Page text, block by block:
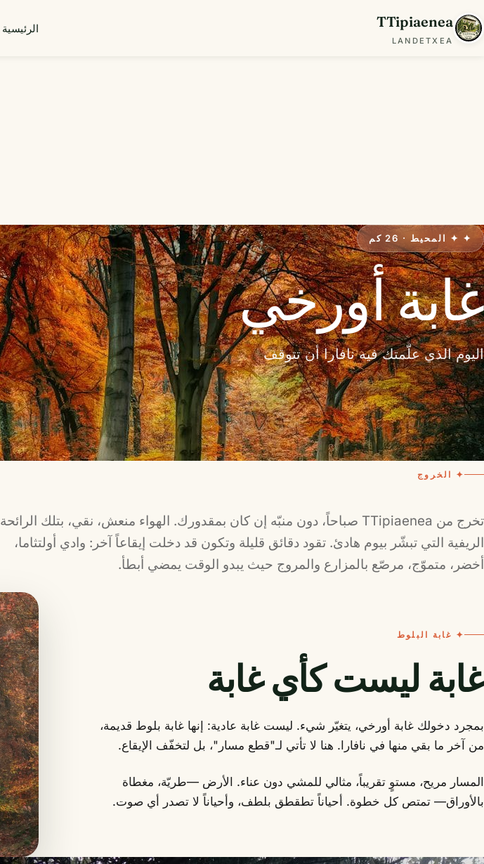
TTipiaenea
LANDETXEA
الرئيسية
✦ ✦ المحيط · 26 كم
غابة أورخي
اليوم الذي علّمتك فيه نافارا أن تتوقف
✦ الخروج
تخرج من TTipiaenea صباحاً، دون منبّه إن كان بمقدورك. الهواء منعش، نقي، بتلك الرائحة
الريفية التي تبشّر بيوم هادئ. تقود دقائق قليلة وتكون قد دخلت إيقاعاً آخر: وادي أولتثاما،
أخضر، متموّج، مرصّع بالمزارع والمروج حيث يبدو الوقت يمضي أبطأ.
✦ غابة البلوط
غابة ليست كأي غابة
بمجرد دخولك غابة أورخي، يتغيّر شيء. ليست غابة عادية: إنها غابة بلوط قديمة،
من آخر ما بقي منها في نافارا. هنا لا تأتي لـ"قطع مسار"، بل لتخفّف الإيقاع.
المسار مريح، مستوٍ تقريباً، مثالي للمشي دون عناء. الأرض —طريّة، مغطاة
بالأوراق— تمتص كل خطوة. أحياناً تطقطق بلطف، وأحياناً لا تصدر أي صوت.